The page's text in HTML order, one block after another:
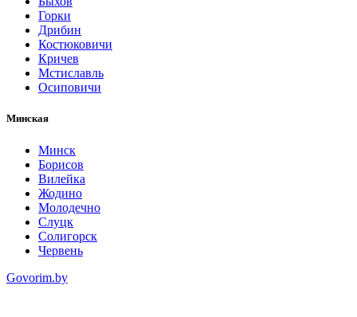
Горки
Дрибин
Костюковичи
Кричев
Мстиславль
Осиповичи
Минская
Минск
Борисов
Вилейка
Жодино
Молодечно
Слуцк
Солигорск
Червень
Govorim.by